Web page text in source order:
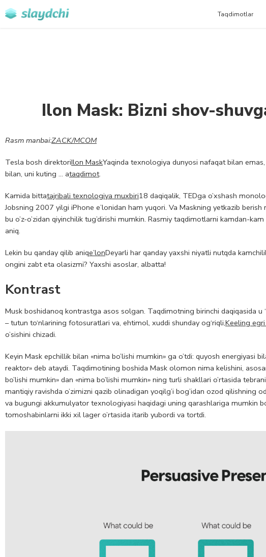
Taqdimotlar
Ilon Mask: Bizni shov-
Rasm manbai:ZACK/MCOM
Tesla bosh direktoriIlon MaskYaqinda texnologiya dunyosi nafaqat bilan
bilan, uni kuting … ataqdimot.
Kamida bittatajribali texnologiya muxbiri18 daqiqalik, TEDga o’xshash
Jobsning 2007 yilgi iPhone e’lonidan ham yuqori. Va Maskning yetkazib
bu o’z-o’zidan qiyinchilik tug’dirishi mumkin. Rasmiy taqdimotlarni kamdan-
aniq.
Lekin bu qanday qilib aniqe’lonDeyarli har qanday yaxshi niyatli nutqda
ongini zabt eta olasizmi? Yaxshi asoslar, albatta!
Kontrast
Musk boshidanoq kontrastga asos solgan. Taqdimotning birinchi daqiqasida u
– tutun to‘nlarining fotosuratlari va, ehtimol, xuddi shunday og‘riqli,Keeling egri
o’sishini chizadi.
Keyin Mask epchillik bilan «nima bo’lishi mumkin» ga o’tdi: quyosh
reaktor» deb ataydi. Taqdimotining boshida Mask olomon nima kelishini,
bo’lishi mumkin» dan «nima bo’lishi mumkin» ning turli shakllari o’rtasida
mantiqiy ravishda o’zimizni qazib olinadigan yoqilg’i bog’idan ozod qilishning
va bugungi akkumulyator texnologiyasi haqidagi uning qarashlariga mumkin
tomoshabinlarni ikki xil lager o’rtasida itarib yubordi va tortdi.